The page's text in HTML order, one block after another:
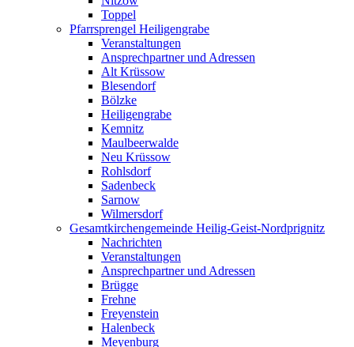
Toppel
Pfarrsprengel Heiligengrabe
Veranstaltungen
Ansprechpartner und Adressen
Alt Krüssow
Blesendorf
Bölzke
Heiligengrabe
Kemnitz
Maulbeerwalde
Neu Krüssow
Rohlsdorf
Sadenbeck
Sarnow
Wilmersdorf
Gesamtkirchengemeinde Heilig-Geist-Nordprignitz
Nachrichten
Veranstaltungen
Ansprechpartner und Adressen
Brügge
Frehne
Freyenstein
Halenbeck
Meyenburg